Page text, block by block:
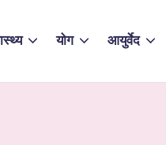
योग आयुर्वेद